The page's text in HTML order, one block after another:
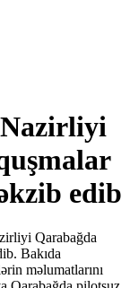
edib
Qarabağda
Bakıda
məlumatlarını